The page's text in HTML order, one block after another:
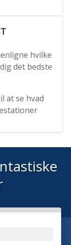
hvilke
det bedste
at se hvad